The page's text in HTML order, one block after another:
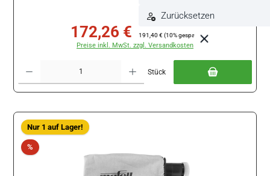
Verkaufspreis:
172,26 € 191,40 € (10% gespart)
Preise inkl. MwSt. zzgl. Versandkosten
Stück
Nur 1 auf Lager!
%Rabatt
Zurücksetzen